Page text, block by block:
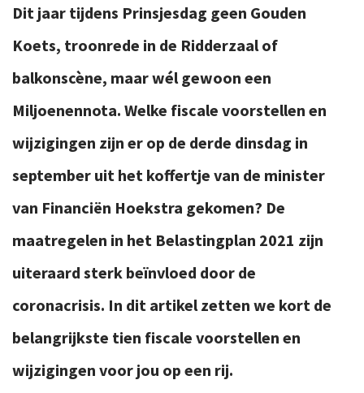
Dit jaar tijdens Prinsjesdag geen Gouden
Koets, troonrede in de Ridderzaal of
balkonscène, maar wél gewoon een
Miljoenennota. Welke fiscale voorstellen en
wijzigingen zijn er op de derde dinsdag in
september uit het koffertje van de minister
van Financiën Hoekstra gekomen? De
maatregelen in het Belastingplan 2021 zijn
uiteraard sterk beïnvloed door de
coronacrisis. In dit artikel zetten we kort de
belangrijkste tien fiscale voorstellen en
wijzigingen voor jou op een rij.